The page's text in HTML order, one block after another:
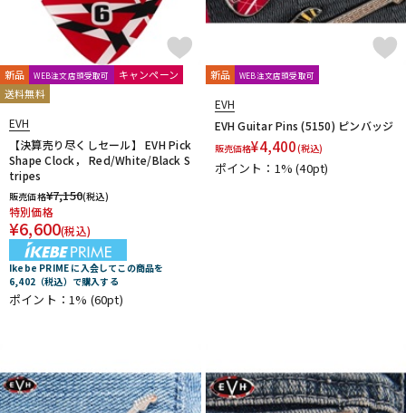
新品 WEB注文店頭受取可
キャンペーン
送料無料
EVH
【決算売り尽くしセール】 EVH Pick
Shape Clock， Red/White/Black S
tripes
販売価格¥7,150(税込)
特別価格
¥6,600(税込)
Ikebe PRIME に入会してこの商品を
6,402（税込）で購入する
ポイント：1% (60pt)
新品 WEB注文店頭受取可
EVH
EVH Guitar Pins (5150) ピンバッジ
販売価格¥4,400(税込)
ポイント：1%(40pt)